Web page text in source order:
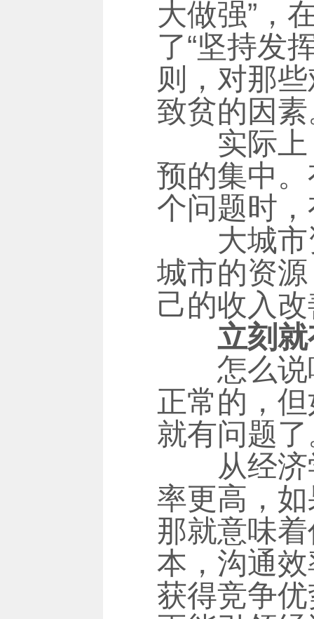
大做强”，
了“坚持发
则，对那
致贫的因
实际上，
预的集中
个问题时
大城市资
城市的资
己的收入
立刻
怎么说呢
正常的，
就有问题
从经济学
率更高，
那就意味
本，沟通
获得竞争